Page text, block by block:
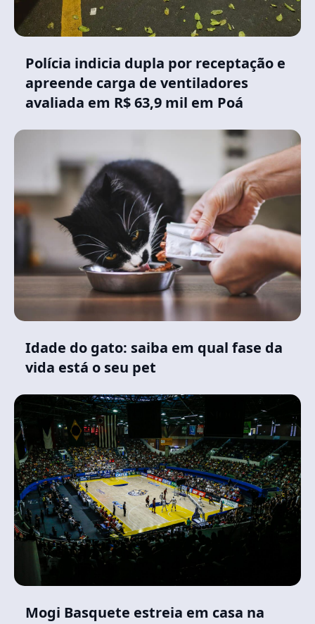
Polícia indicia dupla por receptação e
apreende carga de ventiladores
avaliada em R$ 63,9 mil em Poá
Idade do gato: saiba em qual fase da
vida está o seu pet
Mogi Basquete estreia em casa na